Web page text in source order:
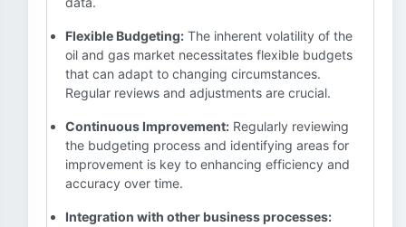
Flexible Budgeting: The inherent volatility of the
oil and gas market necessitates flexible budgets
that can adapt to changing circumstances.
Regular reviews and adjustments are crucial.
Continuous Improvement: Regularly reviewing
the budgeting process and identifying areas for
improvement is key to enhancing efficiency and
accuracy over time.
Integration with other business processes: